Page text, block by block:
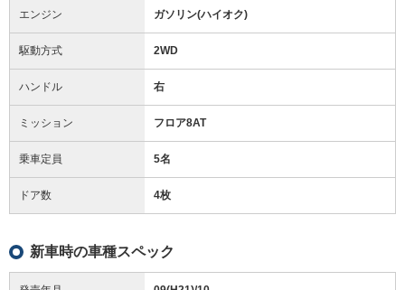
エンジン ガソリン(ハイオク)
駆動方式 2WD
ハンドル 右
ミッション フロア8AT
乗車定員 5名
ドア数 4枚
新車時の車種スペック